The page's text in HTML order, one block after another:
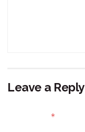
Leave a Reply
*